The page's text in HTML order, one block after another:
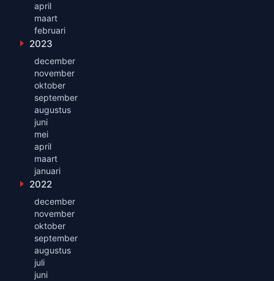
april
maart
februari
Toon maanden uit 2023
2023
december
november
oktober
september
augustus
juni
mei
april
maart
januari
Toon maanden uit 2022
2022
december
november
oktober
september
augustus
juli
juni